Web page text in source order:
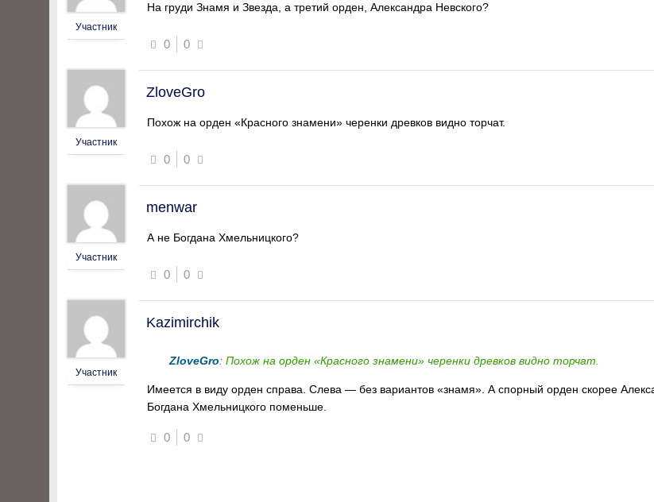
Участник
На груди Знамя и Звезда, а третий орден, Александра Невского?
0 0
Участник
ZloveGro
Похож на орден «Красного знамени» черенки древков видно торчат.
0 0
Участник
menwar
А не Богдана Хмельницкого?
0 0
Участник
Kazimirchik
ZloveGro: Похож на орден «Красного знамени» черенки древков видно торчат.
Имеется в виду орден справа. Слева — без вариантов «знамя». А спорный орден скорее
Богдана Хмельницкого поменьше.
0 0